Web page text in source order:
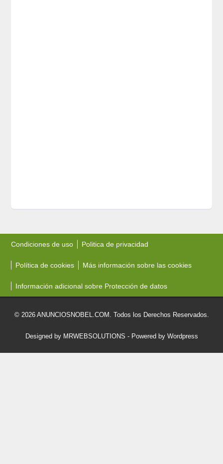
Condiciones de uso Politica de privacidad
Política de cookies Más información sobre las cookies
Información adicional sobre Protección de datos
© 2026 ANUNCIOSNOBEL.COM. Todos los Derechos Reservados.
Designed by MRWEBSOLUTIONS - Powered by Wordpress